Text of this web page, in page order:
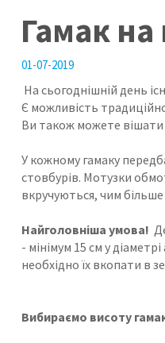
Гамак
01-07-2019
На сьогоднішній день
Є можливість
Ви також можете вішати
У кожному гамаку
стовбурів. Мотузки
вкручуються, чим
Найголовніша умова!
- мінімум 15 см у
необхідно їх вкопати в
Вибираємо висоту